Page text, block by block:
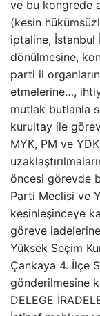
ve bu kongrede
(kesin
iptaline, İstanbul
dönülmesine,
parti il
etmelerine…,
mutlak butlanla
kurultay ile
MYK, PM ve
öncesi görevde
Parti Meclisi ve
kesinleşinceye
göreve
Yüksek Seçim
Çankaya 4. İlçe
gönderilmesine
DELEGE